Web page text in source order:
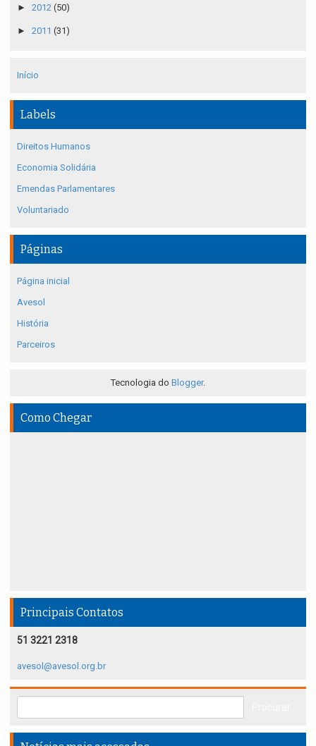
► 2012 (50)
► 2011 (31)
Início
Labels
Direitos Humanos
Economia Solidária
Emendas Parlamentares
Voluntariado
Páginas
Página inicial
Avesol
História
Parceiros
Tecnologia do Blogger.
Como Chegar
Principais Contatos
51 3221 2318
avesol@avesol.org.br